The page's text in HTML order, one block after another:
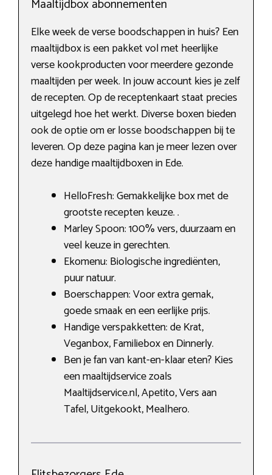
Maaltijdbox abonnementen
Elke week de verse boodschappen in huis? Een
maaltijdbox is een pakket vol met heerlijke
verse kookproducten voor meerdere gezonde
maaltijden per week. In jouw account kies je zelf
de recepten. Op de receptenkaart staat precies
uitgelegd hoe het werkt. Diverse boxen bieden
ook de optie om er losse boodschappen bij te
leveren. Op deze pagina kan je meer lezen over
deze handige maaltijdboxen in Ede.
HelloFresh: Gemakkelijke box met de
grootste recepten keuze. .
Marley Spoon: 100% vers, duurzaam en
veel keuze in gerechten.
Ekomenu: Biologische ingrediënten,
puur natuur.
Boerschappen: Voor extra gemak,
goede smaak en een eerlijke prijs.
Handige verspakketten: de Krat,
Veganbox, Familiebox en Dinnerly.
Ben je fan van kant-en-klaar eten? Kies
een maaltijdservice zoals
Maaltijdservice.nl, Apetito, Vers aan
Tafel, Uitgekookt, Mealhero.